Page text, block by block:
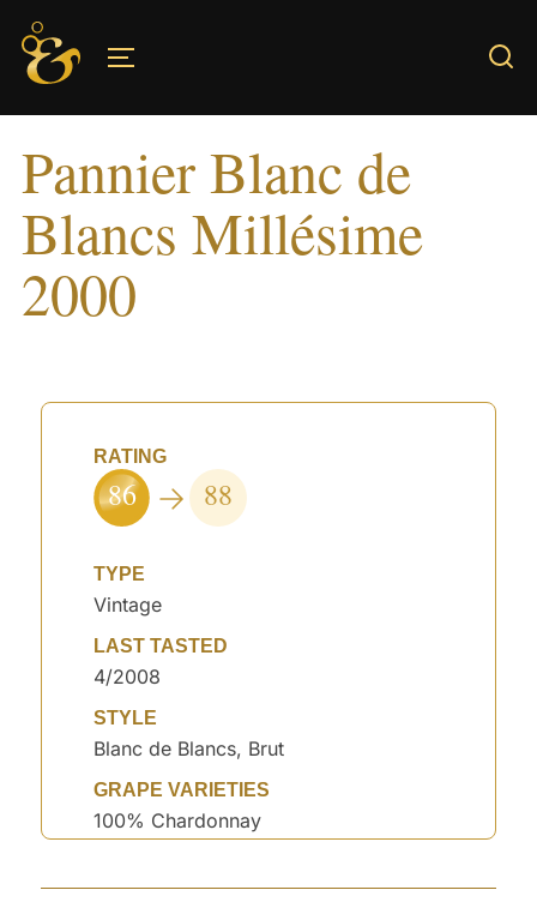
Skip
content
Pannier Blanc de
Blancs Millésime
2000
RATING
86 88
TYPE
Vintage
LAST TASTED
4/2008
STYLE
Blanc de Blancs, Brut
GRAPE VARIETIES
100% Chardonnay